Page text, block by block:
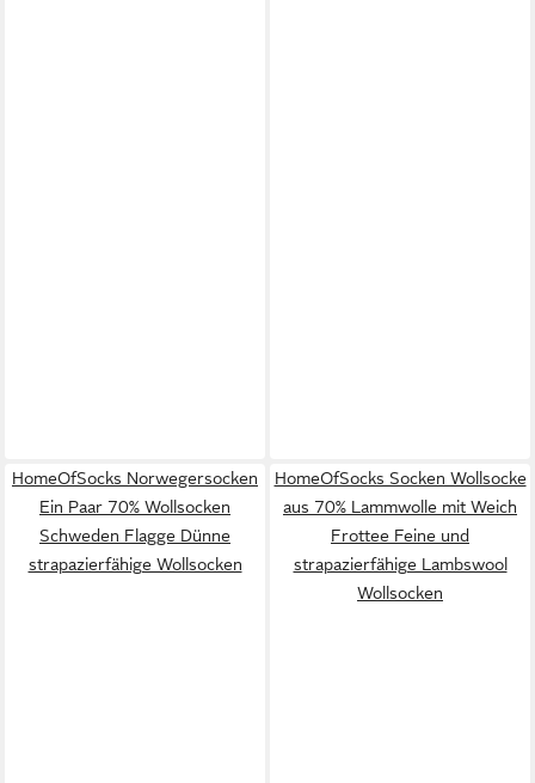
HomeOfSocks Norwegersocken
Ein Paar 70% Wollsocken
Schweden Flagge Dünne
strapazierfähige Wollsocken
HomeOfSocks Socken Wollsocke
aus 70% Lammwolle mit Weich
Frottee Feine und
strapazierfähige Lambswool
Wollsocken